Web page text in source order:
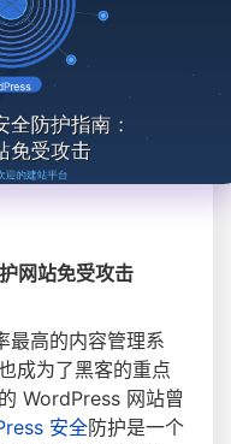
网站免受攻击
最高的内容管理系
成为了黑客的重点
WordPress 网站曾
安全防护是一个